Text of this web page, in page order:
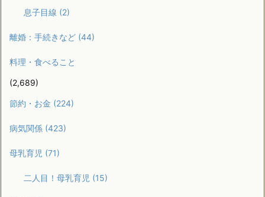
息子目線 (2)
離婚：手続きなど (44)
料理・食べること
(2,689)
節約・お金 (224)
病気関係 (423)
母乳育児 (71)
二人目！母乳育児 (15)